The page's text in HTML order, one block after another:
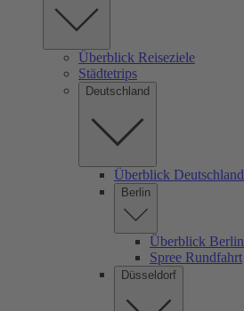
Überblick Reiseziele
Städtetrips
Deutschland
Überblick Deutschland
Berlin
Überblick Berlin
Spree Rundfahrt
Düsseldorf